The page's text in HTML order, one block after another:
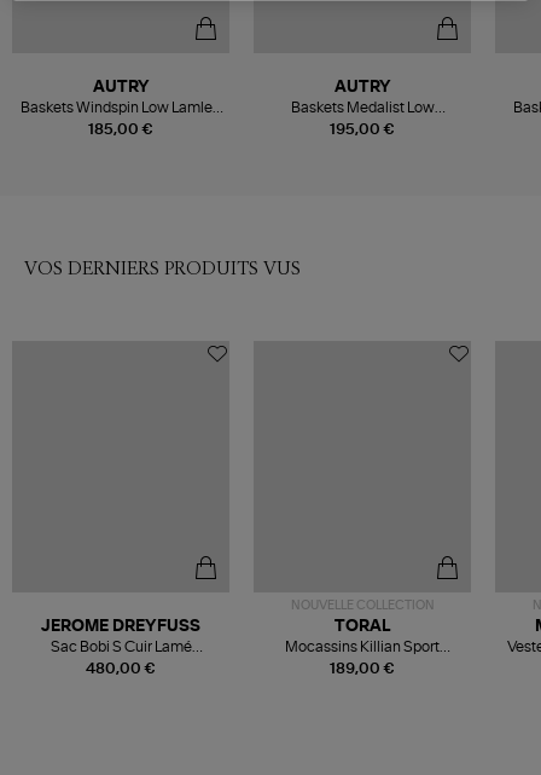
185,00 €
AUTRY
Baskets Windspin Low Lamlea
Lea Plat Rut
195,00 €
AUTRY
Baskets Medalist Low
Lamsuelea Crep Plat Ivory
VOS DERNIERS PRODUITS VUS
480,00 €
JEROME DREYFUSS
Sac Bobi S Cuir Lamé
Champagne
NOUVELLE COLLECTION
189,00 €
TORAL
Mocassins Killian Sport
Mousse